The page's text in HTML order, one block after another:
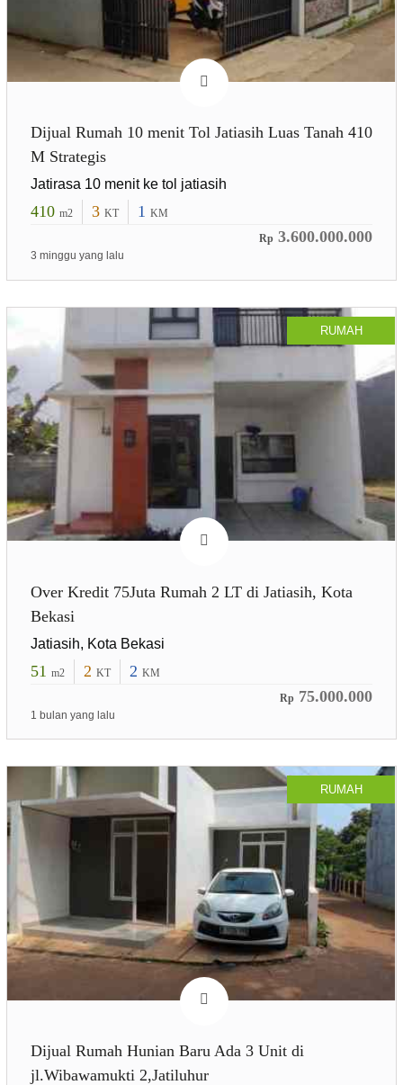
Dijual Rumah 10 menit Tol Jatiasih Luas Tanah 410
M Strategis
Jatirasa 10 menit ke tol jatiasih
410 m2 3 KT 1 KM
Rp 3.600.000.000
3 minggu yang lalu
RUMAH
Over Kredit 75Juta Rumah 2 LT di Jatiasih, Kota
Bekasi
Jatiasih, Kota Bekasi
51 m2 2 KT 2 KM
Rp 75.000.000
1 bulan yang lalu
RUMAH
Dijual Rumah Hunian Baru Ada 3 Unit di
jl.Wibawamukti 2,Jatiluhur